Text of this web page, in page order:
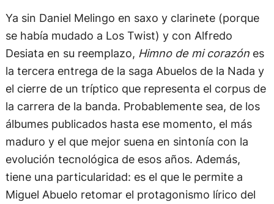
Ya sin Daniel Melingo en saxo y clarinete (porque
se había mudado a Los Twist) y con Alfredo
Desiata en su reemplazo, Himno de mi corazónes
la tercera entrega de la saga Abuelos de la Nada y
el cierre de un tríptico que representa el corpus de
la carrera de la banda. Probablemente sea, de los
álbumes publicados hasta ese momento, el más
maduro y el que mejor suena en sintonía con la
evolución tecnológica de esos años. Además,
tiene una particularidad: es el que le permite a
Miguel Abuelo retomar el protagonismo lírico del